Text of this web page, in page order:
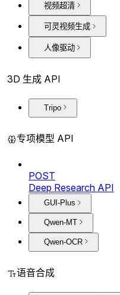
视频超清
可灵视频生成
人像驱动
3D 生成 API
Tripo
专项模型 API
POST
Deep Research API
GUI-Plus
Qwen-MT
Qwen-OCR
语音合成